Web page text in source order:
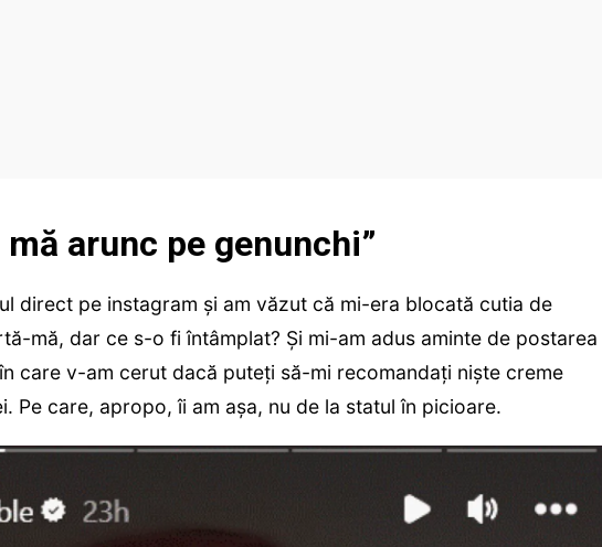
mă arunc pe genunchi”
direct pe instagram și am văzut că mi-era blocată cutia de
mă, dar ce s-o fi întâmplat? Și mi-am adus aminte de postarea
care v-am cerut dacă puteți să-mi recomandați niște creme
Pe care, apropo, îi am așa, nu de la statul în picioare.